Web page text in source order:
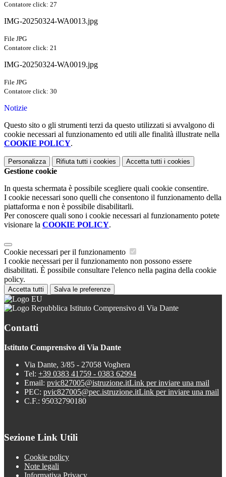
Contatore click: 27
IMG-20250324-WA0013.jpg
File JPG
Contatore click: 21
IMG-20250324-WA0019.jpg
File JPG
Contatore click: 30
Notizie
Questo sito o gli strumenti terzi da questo utilizzati si avvalgono di
cookie necessari al funzionamento ed utili alle finalità illustrate nella
COOKIE POLICY.
Personalizza Rifiuta tutti i cookies Accetta tutti i cookies
Gestione cookie
In questa schermata è possibile scegliere quali cookie consentire.
I cookie necessari sono quelli che consentono il funzionamento della
piattaforma e non è possibile disabilitarli.
Per conoscere quali sono i cookie necessari al funzionamento potete
visionare la COOKIE POLICY.
Cookie necessari per il funzionamento
I cookie necessari per il funzionamento non possono essere
disabilitati. È possibile consultare l'elenco nella pagina della cookie
policy.
Accetta tutti Salva le preferenze
Istituto Comprensivo di Via Dante
Contatti
Istituto Comprensivo di Via Dante
Via Dante, 3/85 - 27058 Voghera
Tel: +39 0383 41759 - 0383 62994
Email: pvic827005@istruzione.itLink per inviare una mail
PEC: pvic827005@pec.istruzione.itLink per inviare una mail
C.F.: 95032790180
Sezione Link Utili
Cookie policy
Note legali
Informativa Privacy